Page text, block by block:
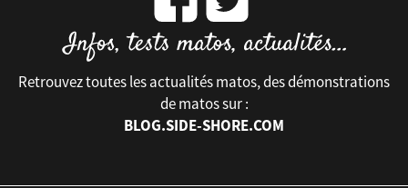
Retrouvez toutes les actualités matos, des démonstrations
de matos sur :
BLOG.SIDE-SHORE.COM